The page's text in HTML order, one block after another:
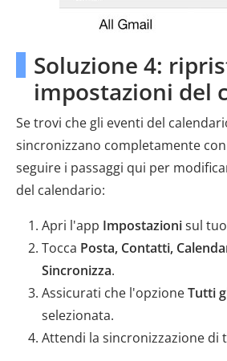
Soluzione 4:
impostazioni del
Se trovi che gli eventi del
sincronizzano completamente
seguire i passaggi qui per
del calendario:
Apri l'app Impostazionisul
Tocca Posta, Contatti,
Sincronizza.
Assicurati che l'opzioneTutti
selezionata.
Attendi la sincronizzazione di